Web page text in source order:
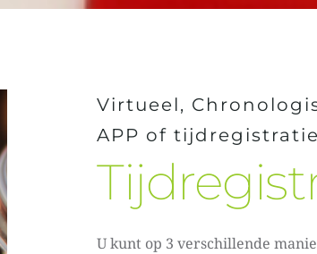
Virtueel,
APP of
U kunt op 3 verschillende